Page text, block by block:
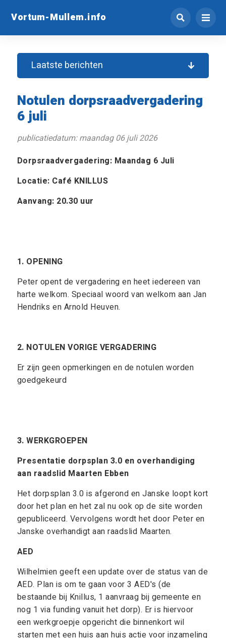
Vortum-Mullem.info
Notulen dorpsraadvergadering
6 juli
publicatiedatum: maandag 06 juli 2026
Dorpsraadvergadering: Maandag 6 Juli
Locatie: Café KNILLUS
Aanvang: 20.30 uur
1. OPENING
Peter opent de vergadering en heet iedereen van
harte welkom. Speciaal woord van welkom aan Jan
Hendriks en Arnold Heuven.
2. NOTULEN VORIGE VERGADERING
Er zijn geen opmerkingen en de notulen worden
goedgekeurd
3. WERKGROEPEN
Presentatie dorpsplan 3.0 en overhandiging
aan raadslid Maarten Ebben
Het dorpsplan 3.0 is afgerond en Janske loopt kort
door het plan en het zal nu ook op de site worden
gepubliceerd. Vervolgens wordt het door Peter en
Janske overhandigt aan raadslid Maarten.
AED
Wilhelmien geeft een update over de status van de
AED. Plan is om te gaan voor 3 AED's (de
bestaande bij Knillus, 1 aanvraag bij gemeente en
nog 1 via funding vanuit het dorp). Er is hiervoor
een werkgroepje opgericht die binnenkort wil
starten met een huis aan huis actie voor inzameling
Laatste berichten